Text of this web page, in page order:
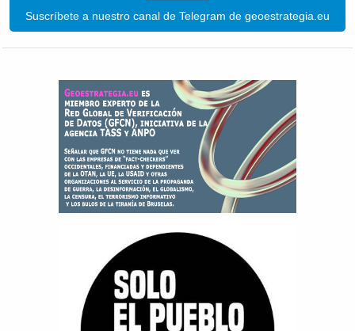
Suscríbete a nuestro canal de Telegram de geoestrategia.eu